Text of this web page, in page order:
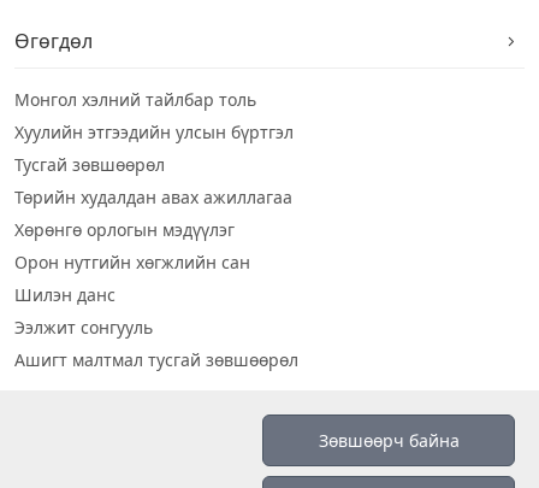
Өгөгдөл
Монгол хэлний тайлбар толь
Хуулийн этгээдийн улсын бүртгэл
Тусгай зөвшөөрөл
Төрийн худалдан авах ажиллагаа
Хөрөнгө орлогын мэдүүлэг
Орон нутгийн хөгжлийн сан
Шилэн данс
Ээлжит сонгууль
Ашигт малтмал тусгай зөвшөөрөл
Зөвшөөрч байна